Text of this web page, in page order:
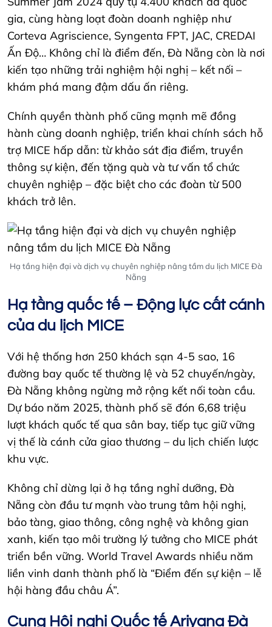
gia, cùng hàng loạt đoàn doanh nghiệp như
Corteva Agriscience, Syngenta FPT, JAC, CREDAI
Ấn Độ… Không chỉ là điểm đến, Đà Nẵng còn là nơi
kiến tạo những trải nghiệm hội nghị – kết nối –
khám phá mang đậm dấu ấn riêng.
Chính quyền thành phố cũng mạnh mẽ đồng
hành cùng doanh nghiệp, triển khai chính sách hỗ
trợ MICE hấp dẫn: từ khảo sát địa điểm, truyền
thông sự kiện, đến tặng quà và tư vấn tổ chức
chuyên nghiệp – đặc biệt cho các đoàn từ 500
khách trở lên.
Hạ tầng hiện đại và dịch vụ chuyên nghiệp nâng tầm du lịch MICE Đà
Nẵng
Hạ tầng quốc tế – Động lực cất cánh
của du lịch MICE
Với hệ thống hơn 250 khách sạn 4-5 sao, 16
đường bay quốc tế thường lệ và 52 chuyến/ngày,
Đà Nẵng không ngừng mở rộng kết nối toàn cầu.
Dự báo năm 2025, thành phố sẽ đón 6,68 triệu
lượt khách quốc tế qua sân bay, tiếp tục giữ vững
vị thế là cánh cửa giao thương – du lịch chiến lược
khu vực.
Không chỉ dừng lại ở hạ tầng nghỉ dưỡng, Đà
Nẵng còn đầu tư mạnh vào trung tâm hội nghị,
bảo tàng, giao thông, công nghệ và không gian
xanh, kiến tạo môi trường lý tưởng cho MICE phát
triển bền vững. World Travel Awards nhiều năm
liền vinh danh thành phố là “Điểm đến sự kiện – lễ
hội hàng đầu châu Á”.
Cung Hội nghị Quốc tế Ariyana Đà